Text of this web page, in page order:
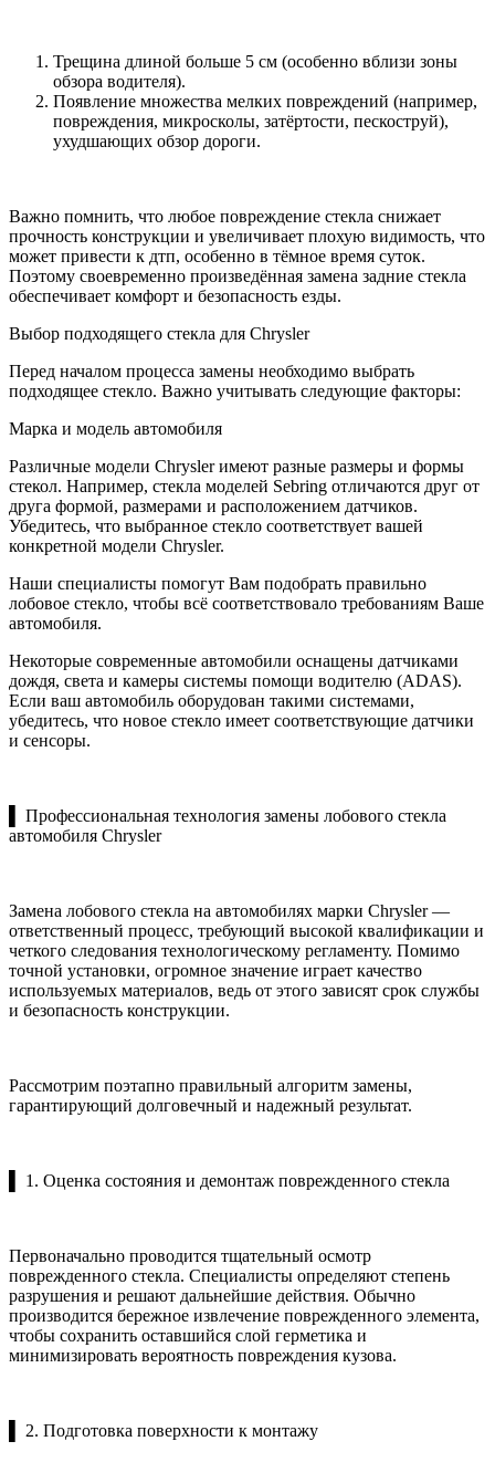
Трещина длиной больше 5 см (особенно вблизи зоны
обзора водителя).
Появление множества мелких повреждений (например,
повреждения, микросколы, затёртости, пескоструй),
ухудшающих обзор дороги.
Важно помнить, что любое повреждение стекла снижает
прочность конструкции и увеличивает плохую видимость, что
может привести к дтп, особенно в тёмное время суток.
Поэтому своевременно произведённая замена задние стекла
обеспечивает комфорт и безопасность езды.
Выбор подходящего стекла для Chrysler
Перед началом процесса замены необходимо выбрать
подходящее стекло. Важно учитывать следующие факторы:
Марка и модель автомобиля
Различные модели Chrysler имеют разные размеры и формы
стекол. Например, стекла моделей Sebring отличаются друг от
друга формой, размерами и расположением датчиков.
Убедитесь, что выбранное стекло соответствует вашей
конкретной модели Chrysler.
Наши специалисты помогут Вам подобрать правильно
лобовое стекло, чтобы всё соответствовало требованиям Ваше
автомобиля.
Некоторые современные автомобили оснащены датчиками
дождя, света и камеры системы помощи водителю (ADAS).
Если ваш автомобиль оборудован такими системами,
убедитесь, что новое стекло имеет соответствующие датчики
и сенсоры.
▌ Профессиональная технология замены лобового стекла
автомобиля Chrysler
Замена лобового стекла на автомобилях марки Chrysler —
ответственный процесс, требующий высокой квалификации и
четкого следования технологическому регламенту. Помимо
точной установки, огромное значение играет качество
используемых материалов, ведь от этого зависят срок службы
и безопасность конструкции.
Рассмотрим поэтапно правильный алгоритм замены,
гарантирующий долговечный и надежный результат.
▌ 1. Оценка состояния и демонтаж поврежденного стекла
Первоначально проводится тщательный осмотр
поврежденного стекла. Специалисты определяют степень
разрушения и решают дальнейшие действия. Обычно
производится бережное извлечение поврежденного элемента,
чтобы сохранить оставшийся слой герметика и
минимизировать вероятность повреждения кузова.
▌ 2. Подготовка поверхности к монтажу